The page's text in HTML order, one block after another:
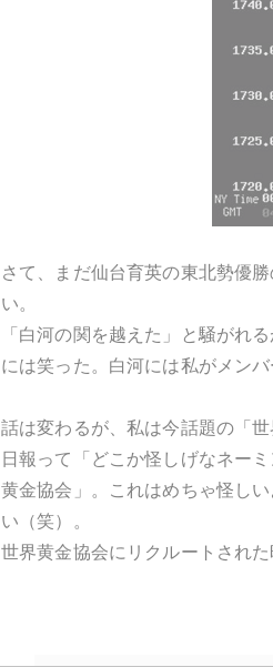
さて、まだ仙台育英の東北勢優
い。
「白河の関を越えた」と騒がれ
には笑った。白河には私がメン
話は変わるが、私は今話題の「
日報って「どこか怪しげなネー
黄金協会」。これはめちゃ怪し
い（笑）。
世界黄金協会にリクルートされ